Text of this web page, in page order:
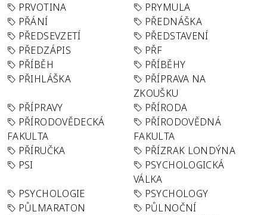
PRVOTINA
PRYMULA
PŘÁNÍ
PŘEDNÁŠKA
PŘEDSEVZETÍ
PŘEDSTAVENÍ
PŘEDZÁPIS
PŘF
PŘÍBĚH
PŘÍBĚHY
PŘIHLÁŠKA
PŘÍPRAVA NA
ZKOUŠKU
PŘÍPRAVY
PŘÍRODA
PŘÍRODOVĚDECKÁ
FAKULTA
PŘÍRODOVĚDNÁ
FAKULTA
PŘÍRUČKA
PŘÍZRAK LONDÝNA
PSI
PSYCHOLOGICKÁ
VÁLKA
PSYCHOLOGIE
PSYCHOLOGY
PŮLMARATON
PŮLNOČNÍ